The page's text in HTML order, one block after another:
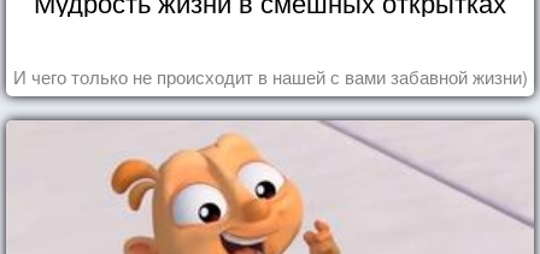
И чего только не происходит в нашей с вами забавной жизни)